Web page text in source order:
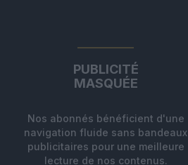
PUBLICITÉ
MASQUÉE
Nos abonnés bénéficient d'une
navigation fluide sans bandeaux
publicitaires pour une meilleure
lecture de nos contenus.